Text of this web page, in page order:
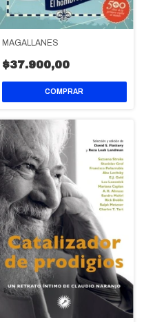
MAGALLANES
$37.900,00